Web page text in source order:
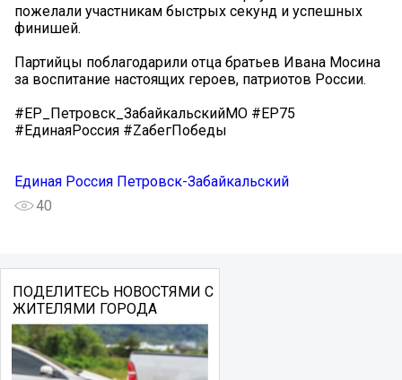
пожелали участникам быстрых секунд и успешных
финишей.
Партийцы поблагодарили отца братьев Ивана Мосина
за воспитание настоящих героев, патриотов России.
#ЕР_Петровск_ЗабайкальскийМО #ЕР75
#ЕдинаяРоссия #ZабегПобеды
Единая Россия Петровск-Забайкальский
40
ПОДЕЛИТЕСЬ НОВОСТЯМИ С
ЖИТЕЛЯМИ ГОРОДА